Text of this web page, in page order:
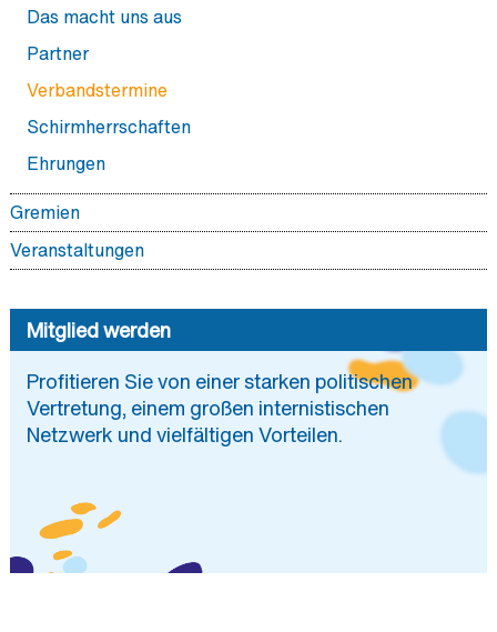
Das macht uns aus
Partner
Verbandstermine
Schirmherrschaften
Ehrungen
Gremien
Vorstand
Geschäftsstelle
Landesverbände
Sektionen
Arbeitsgemeinschaften
Veranstaltungen
Mitglied werden
Profitieren Sie von einer starken politischen
Vertretung, einem großen internistischen
Netzwerk und vielfältigen Vorteilen.